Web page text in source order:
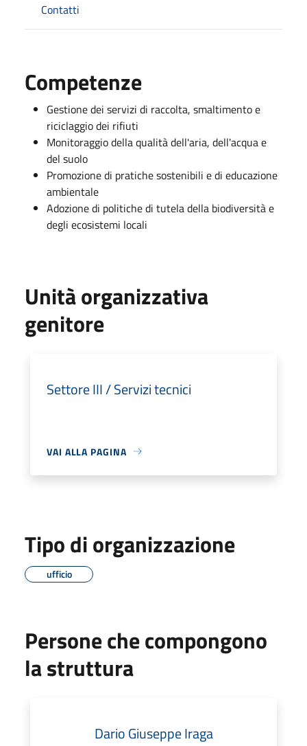
Contatti
Competenze
Gestione dei servizi di raccolta, smaltimento e
riciclaggio dei rifiuti
Monitoraggio della qualità dell'aria, dell'acqua e
del suolo
Promozione di pratiche sostenibili e di educazione
ambientale
Adozione di politiche di tutela della biodiversità e
degli ecosistemi locali
Unità organizzativa
genitore
Settore III / Servizi tecnici
VAI ALLA PAGINA
Tipo di organizzazione
ufficio
Persone che compongono
la struttura
Dario Giuseppe Iraga